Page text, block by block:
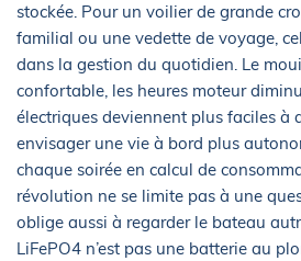
stockée. Pour un voilier de grande
familial ou une vedette de voyage,
dans la gestion du quotidien. Le
confortable, les heures moteur
électriques deviennent plus faciles à
envisager une vie à bord plus
chaque soirée en calcul de
révolution ne se limite pas à une
oblige aussi à regarder le bateau
LiFePO4 n’est pas une batterie au